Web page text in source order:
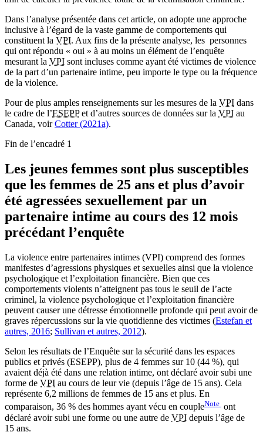
Dans l’analyse présentée dans cet article, on adopte une approche
inclusive à l’égard de la vaste gamme de comportements qui
constituent la VPI. Aux fins de la présente analyse, les personnes
qui ont répondu « oui » à au moins un élément de l’enquête
mesurant la VPI sont incluses comme ayant été victimes de violence
de la part d’un partenaire intime, peu importe le type ou la fréquence
de la violence.
Pour de plus amples renseignements sur les mesures de la VPI dans
le cadre de l’ESEPPet d’autres sources de données sur la VPI au
Canada, voirCotter (2021a).
Fin de l’encadré 1
Les jeunes femmes sont plus susceptibles
que les femmes de 25 ans et plus d’avoir
été agressées sexuellement par un
partenaire intime au cours des 12 mois
précédant l’enquête
La violence entre partenaires intimes (VPI) comprend des formes
manifestes d’agressions physiques et sexuelles ainsi que la violence
psychologique et l’exploitation financière. Bien que ces
comportements violents n’atteignent pas tous le seuil de l’acte
criminel, la violence psychologique et l’exploitation financière
peuvent causer une détresse émotionnelle profonde qui peut avoir de
graves répercussions sur la vie quotidienne des victimes (Estefan et
autres, 2016; Sullivan et autres, 2012).
Selon les résultats de l’Enquête sur la sécurité dans les espaces
publics et privés (ESEPP), plus de 4 femmes sur 10 (44 %), qui
avaient déjà été dans une relation intime, ont déclaré avoir subi une
forme de VPI au cours de leur vie (depuis l’âge de 15 ans). Cela
représente 6,2 millions de femmes de 15 ans et plus. En
comparaison, 36 % des hommes ayant vécu en coupleNote ont
déclaré avoir subi une forme ou une autre de VPI depuis l’âge de
15 ans.